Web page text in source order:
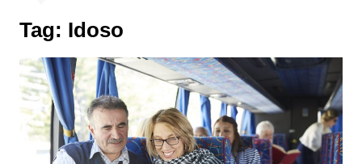
Tag: Idoso